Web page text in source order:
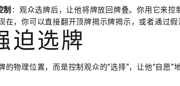
制 ：观众选牌后，让他将牌放回牌叠。你用它来
在，你可以直接翻开顶牌揭示牌揭示，或者通过假
迫选牌
的物理位置，而是控制观众的“选择”，让他“自愿”